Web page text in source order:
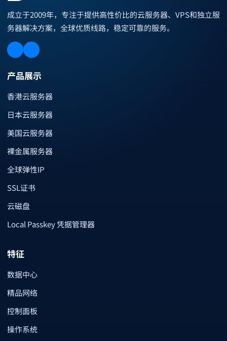
成立于2009年，专注于提供高性价比的云服务器、VPS和独立服
务器解决方案，全球优质线路，稳定可靠的服务。
产品展示
香港云服务器
日本云服务器
美国云服务器
裸金属服务器
全球弹性IP
SSL证书
云磁盘
Local Passkey 凭据管理器
特征
数据中心
精品网络
控制面板
操作系统